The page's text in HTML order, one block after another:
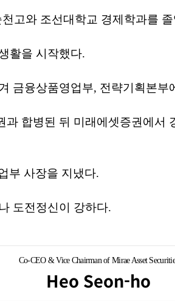
고와 조선대학교 경제학과를
활을 시작했다.
금융상품영업부, 전략기획본부
과 합병된 뒤 미래에셋증권에서
부 사장을 지냈다.
도전정신이 강하다.
Co-CEO & Vice Chairman of Mirae Asset
Heo Seon-ho